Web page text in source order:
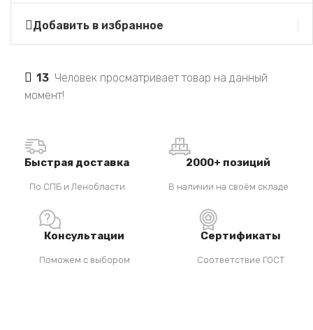
Добавить в избранное
13 Человек просматривает товар на данный
момент!
Быстрая доставка
По СПБ и Ленобласти
2000+ позиций
В наличии на своём складе
Консультации
Поможем с выбором
Сертификаты
Соответствие ГОСТ